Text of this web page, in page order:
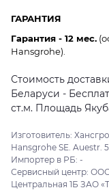
ГАРАНТИЯ
Гарантия - 12 мес.
Hansgrohe).
Стоимость
Беларуси -
ст.м. Площадь
Изготовитель:
Hansgrohe SE. Auestr.
Импортер в РБ: -
Сервисный центр:
Центральная 1Б ЗАО